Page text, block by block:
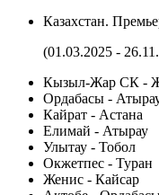
Казахстан.
(01.03.2025 -
Кызыл-Жар СК -
Ордабасы -
Кайрат - Астана
Елимай - Атырау
Улытау - Тобол
Окжетпес - Туран
Женис - Кайсар